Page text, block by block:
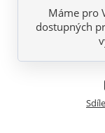
Máme pro
dostupných